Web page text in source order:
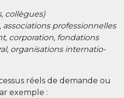
collègues)
asso­cia­tions professionnelles
cor­po­ra­tion, fondations
orga­ni­sa­tions inter­na­tio­
réels de demande ou
exemple :